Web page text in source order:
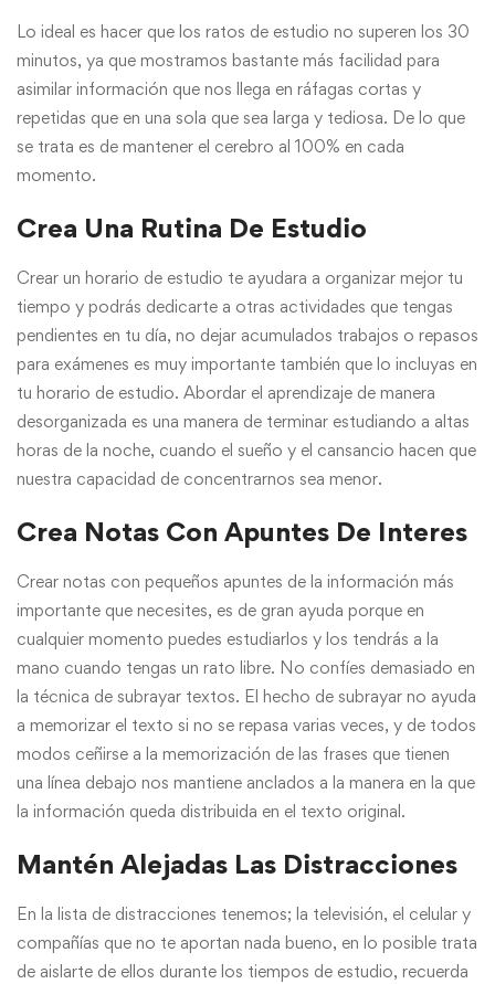
Lo ideal es hacer que los ratos de estudio no superen los 30
minutos, ya que mostramos bastante más facilidad para
asimilar información que nos llega en ráfagas cortas y
repetidas que en una sola que sea larga y tediosa. De lo que
se trata es de mantener el cerebro al 100% en cada
momento.
Crea Una Rutina De Estudio
Crear un horario de estudio te ayudara a organizar mejor tu
tiempo y podrás dedicarte a otras actividades que tengas
pendientes en tu día, no dejar acumulados trabajos o repasos
para exámenes es muy importante también que lo incluyas en
tu horario de estudio. Abordar el aprendizaje de manera
desorganizada es una manera de terminar estudiando a altas
horas de la noche, cuando el sueño y el cansancio hacen que
nuestra capacidad de concentrarnos sea menor.
Crea Notas Con Apuntes De Interes
Crear notas con pequeños apuntes de la información más
importante que necesites, es de gran ayuda porque en
cualquier momento puedes estudiarlos y los tendrás a la
mano cuando tengas un rato libre. No confíes demasiado en
la técnica de subrayar textos. El hecho de subrayar no ayuda
a memorizar el texto si no se repasa varias veces, y de todos
modos ceñirse a la memorización de las frases que tienen
una línea debajo nos mantiene anclados a la manera en la que
la información queda distribuida en el texto original.
Mantén Alejadas Las Distracciones
En la lista de distracciones tenemos; la televisión, el celular y
compañías que no te aportan nada bueno, en lo posible trata
de aislarte de ellos durante los tiempos de estudio, recuerda